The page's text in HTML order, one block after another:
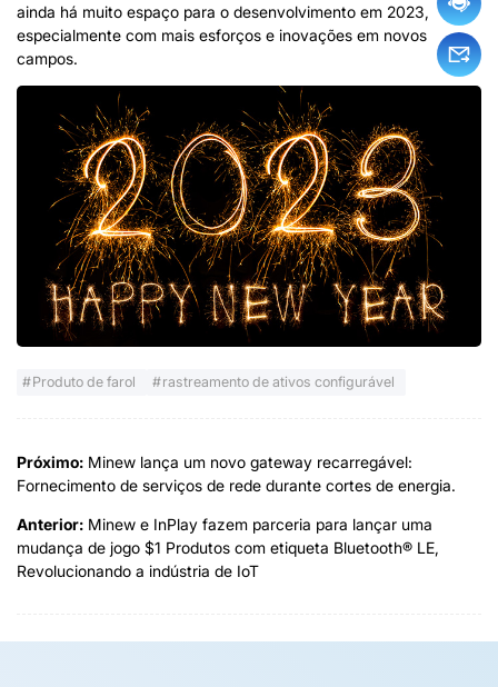
ainda há muito espaço para o desenvolvimento em 2023,
especialmente com mais esforços e inovações em novos
campos.
Produto de farol rastreamento de ativos configurável
Próximo: Minew lança um novo gateway recarregável:
Fornecimento de serviços de rede durante cortes de energia.
Anterior: Minew e InPlay fazem parceria para lançar uma
mudança de jogo $1 Produtos com etiqueta Bluetooth® LE,
Revolucionando a indústria de IoT